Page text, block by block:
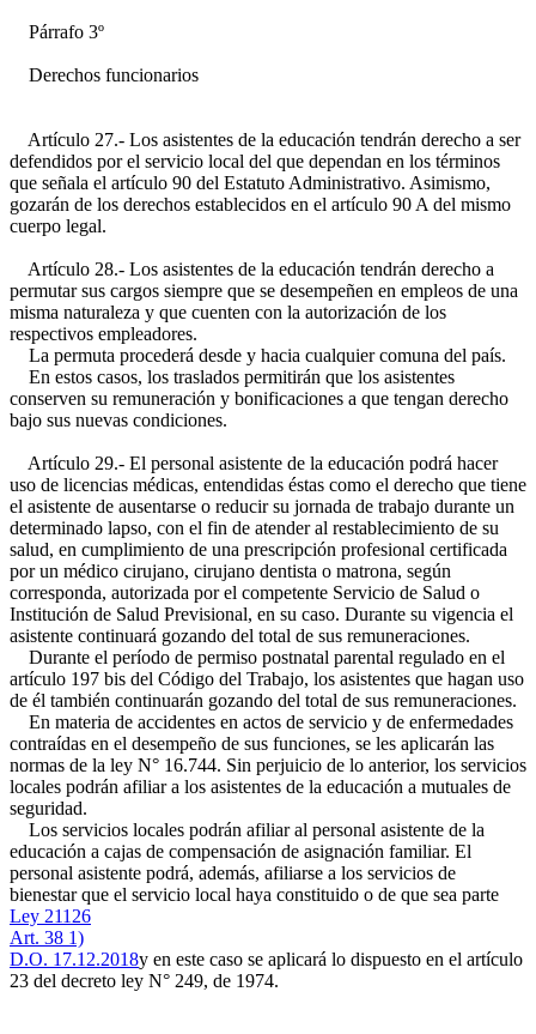
Párrafo 3º
Derechos funcionarios
Artículo 27.- Los asistentes de la educación tendrán derecho a ser
defendidos por el servicio local del que dependan en los términos
que señala el artículo 90 del Estatuto Administrativo. Asimismo,
gozarán de los derechos establecidos en el artículo 90 A del mismo
cuerpo legal.
Artículo 28.- Los asistentes de la educación tendrán derecho a
permutar sus cargos siempre que se desempeñen en empleos de una
misma naturaleza y que cuenten con la autorización de los
respectivos empleadores.
La permuta procederá desde y hacia cualquier comuna del país.
En estos casos, los traslados permitirán que los asistentes
conserven su remuneración y bonificaciones a que tengan derecho
bajo sus nuevas condiciones.
Artículo 29.- El personal asistente de la educación podrá hacer
uso de licencias médicas, entendidas éstas como el derecho que tiene
el asistente de ausentarse o reducir su jornada de trabajo durante un
determinado lapso, con el fin de atender al restablecimiento de su
salud, en cumplimiento de una prescripción profesional certificada
por un médico cirujano, cirujano dentista o matrona, según
corresponda, autorizada por el competente Servicio de Salud o
Institución de Salud Previsional, en su caso. Durante su vigencia el
asistente continuará gozando del total de sus remuneraciones.
Durante el período de permiso postnatal parental regulado en el
artículo 197 bis del Código del Trabajo, los asistentes que hagan uso
de él también continuarán gozando del total de sus remuneraciones.
En materia de accidentes en actos de servicio y de enfermedades
contraídas en el desempeño de sus funciones, se les aplicarán las
normas de la ley N° 16.744. Sin perjuicio de lo anterior, los servicios
locales podrán afiliar a los asistentes de la educación a mutuales de
seguridad.
Los servicios locales podrán afiliar al personal asistente de la
educación a cajas de compensación de asignación familiar. El
personal asistente podrá, además, afiliarse a los servicios de
bienestar que el servicio local haya constituido o de que sea parte
Ley 21126
Art. 38 1)
D.O. 17.12.2018y en este caso se aplicará lo dispuesto en el artículo
23 del decreto ley N° 249, de 1974.